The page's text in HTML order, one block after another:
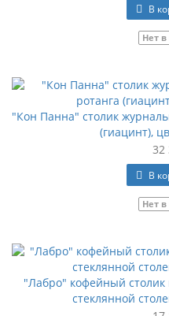
В
Нет
"Кон Панна" столик
(гиацинт),
32
В
Нет
"Лабро" кофейный столик
стеклянной